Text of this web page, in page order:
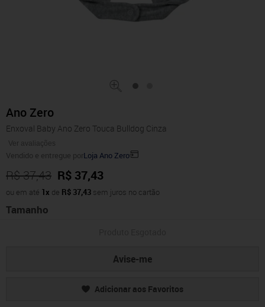
Ano Zero
Enxoval Baby Ano Zero Touca Bulldog Cinza
Ver avaliações
Vendido e entregue porLoja Ano Zero
R$ 37,43 R$ 37,43
ou em até 1x de R$ 37,43 sem juros no cartão
Tamanho
Avise-me
Adicionar aos Favoritos